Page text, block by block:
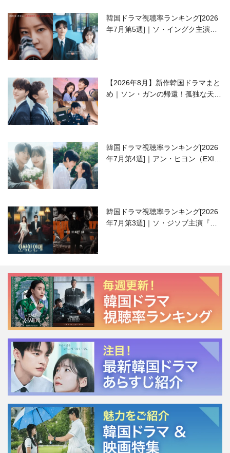
韓国ドラマ視聴率ランキング[2026
年7月第5週]｜ソ・イングク主演の
【2026年8月】新作韓国ドラマまと
め｜ソン・ガンの帰還！孤独な天才
韓国ドラマ視聴率ランキング[2026
年7月第4週]｜アン・ヒヨン（EXID
韓国ドラマ視聴率ランキング[2026
年7月第3週]｜ソ・ジソブ主演『エ